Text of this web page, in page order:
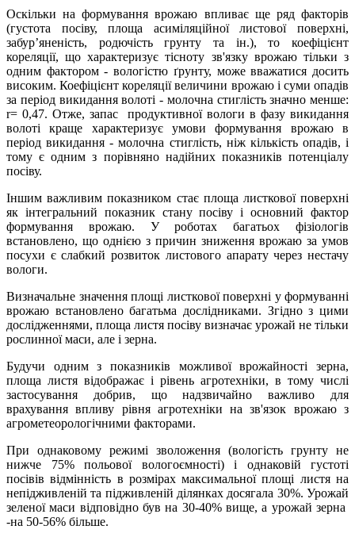
Оскільки на формування врожаю впливає ще ряд факторів
(густота посіву, площа асиміляційної листової поверхні,
забур’яненість, родючість грунту та ін.), то коефіцієнт
кореляції, що характеризує тісноту зв'язку врожаю тільки з
одним фактором - вологістю ґрунту, може вважатися досить
високим. Коефіцієнт кореляції величини врожаю і суми опадів
за період викидання волоті - молочна стиглість значно менше:
r= 0,47. Отже, запас продуктивної вологи в фазу викидання
волоті краще характеризує умови формування врожаю в
період викидання - молочна стиглість, ніж кількість опадів, і
тому є одним з порівняно надійних показників потенціалу
посіву.
Іншим важливим показником стає площа листкової поверхні
як інтегральний показник стану посіву і основний фактор
формування врожаю. У роботах багатьох фізіологів
встановлено, що однією з причин зниження врожаю за умов
посухи є слабкий розвиток листового апарату через нестачу
вологи.
Визначальне значення площі листкової поверхні у формуванні
врожаю встановлено багатьма дослідниками. Згідно з цими
дослідженнями, площа листя посіву визначає урожай не тільки
рослинної маси, але і зерна.
Будучи одним з показників можливої ​​врожайності зерна,
площа листя відображає і рівень агротехніки, в тому числі
застосування добрив, що надзвичайно важливо для
врахування впливу рівня агротехніки на зв'язок врожаю з
агрометеорологічними факторами.
При однаковому режимі зволоження (вологість грунту не
нижче 75% польової вологоємності) і однаковій густоті
посівів відмінність в розмірах максимальної площі листя на
непідживленій та підживленій ділянках досягала 30%. Урожай
зеленої маси відповідно був на 30-40% вище, а урожай зерна
-на 50-56% більше.